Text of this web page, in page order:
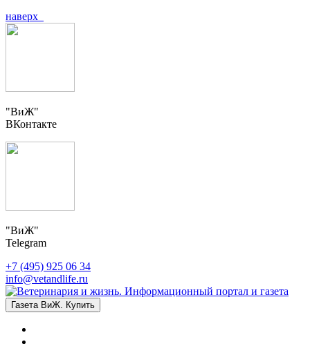
наверх
"ВиЖ"
ВКонтакте
"ВиЖ"
Telegram
+7 (495) 925 06 34
info@vetandlife.ru
Газета ВиЖ. Купить